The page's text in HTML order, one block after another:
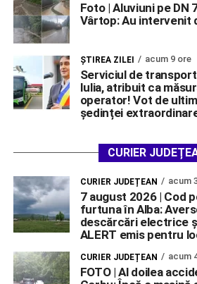
Foto | Aluviuni pe DN
Vârtop: Au intervenit
ŞTIREA ZILEI acum 9 ore
Serviciul de
Iulia, atribuit ca
operator! Vot de
ședinței
CURIER
CURIER JUDEȚEAN acum
7 august 2026 | Cod
furtuna în Alba:
descărcări electrice
ALERT emis pentru
CURIER JUDEȚEAN acum
FOTO | Al doilea